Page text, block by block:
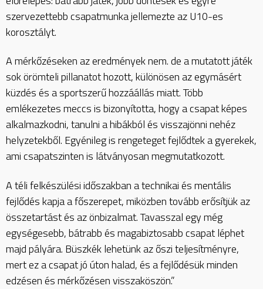
szervezettebb csapatmunka jellemezte az U10-es
korosztályt.
A mérkőzéseken az eredmények nem. de a mutatott játék
sok örömteli pillanatot hozott, különösen az egymásért
küzdés és a sportszerű hozzáállás miatt. Több
emlékezetes meccs is bizonyította, hogy a csapat képes
alkalmazkodni, tanulni a hibákból és visszajönni nehéz
helyzetekből. Egyénileg is rengeteget fejlődtek a gyerekek,
ami csapatszinten is látványosan megmutatkozott.
A téli felkészülési időszakban a technikai és mentális
fejlődés kapja a főszerepet, miközben tovább erősítjük az
összetartást és az önbizalmat. Tavasszal egy még
egységesebb, bátrabb és magabiztosabb csapat léphet
majd pályára. Büszkék lehetünk az őszi teljesítményre,
mert ez a csapat jó úton halad, és a fejlődésük minden
edzésen és mérkőzésen visszaköszön.”